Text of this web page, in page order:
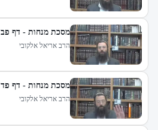
מסכת מנחות - דף פב
הרב אריאל אלקובי
מסכת מנחות - דף פד
הרב אריאל אלקובי